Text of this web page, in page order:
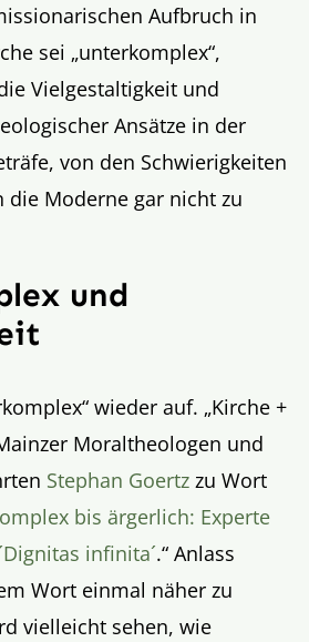
Aufbruch in
sei „unterkomplex“,
Vielgestaltigkeit und
Ansätze in der
von den Schwierigkeiten
Moderne gar nicht zu
und
wieder auf. „Kirche +
Moraltheologen und
Stephan Goertz zu Wort
bis ärgerlich: Experte
infinita´.“ Anlass
Wort einmal näher zu
vielleicht sehen, wie